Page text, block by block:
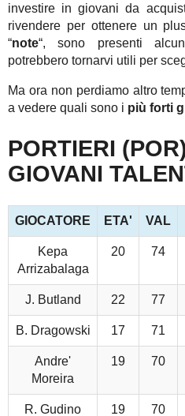
investire in giovani da
rivendere per ottenere un
“note“, sono presenti
potrebbero tornarvi utili per
Ma ora non perdiamo altro
a vedere quali sono i più forti
PORTIERI
GIOVANI
GIOCATORE ETA' VAL
Kepa
Arrizabalaga
20 74
J. Butland 22 77
B. Dragowski 17 71
Andre'
Moreira
19 70
R. Gudino 19 70